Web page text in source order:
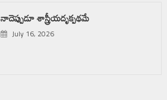
నాదెప్పుడూ శాస్త్రీయదృక్పథమే
July 16, 2026